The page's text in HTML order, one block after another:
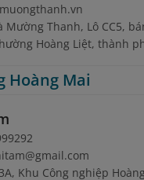
Mường Thanh, Lô CC5,
Hoàng Liệt, thành
Hoàng Mai
Khu Công nghiệp